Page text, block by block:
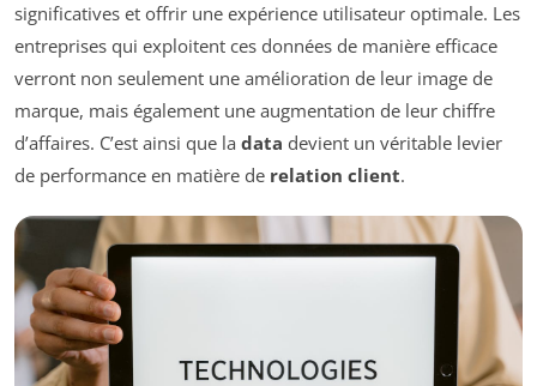
significatives et offrir une expérience utilisateur optimale. Les
entreprises qui exploitent ces données de manière efficace
verront non seulement une amélioration de leur image de
marque, mais également une augmentation de leur chiffre
d’affaires. C’est ainsi que la data devient un véritable levier
de performance en matière de relation client.